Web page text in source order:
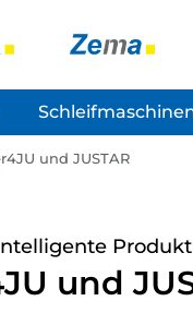
und JUSTAR
und